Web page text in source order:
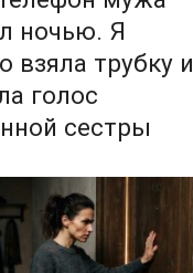
ночью. Я
взяла трубку и
голос
сестры